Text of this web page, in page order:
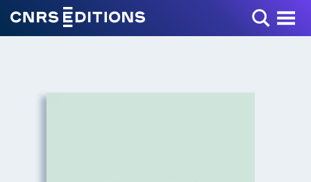
Toggle Menu